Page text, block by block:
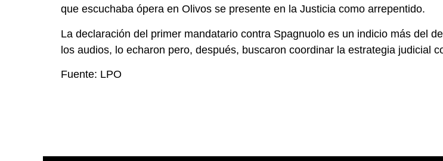
que escuchaba ópera en Olivos se presente en la Justicia como arrepentido.
La declaración del primer mandatario contra Spagnuolo es un indicio más del
los audios, lo echaron pero, después, buscaron coordinar la estrategia judicial
Fuente: LPO